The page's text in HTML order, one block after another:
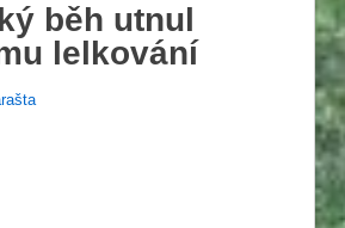
běh utnul
lelkování